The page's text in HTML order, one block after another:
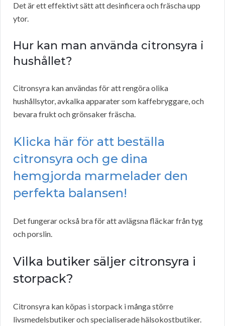
Det är ett effektivt sätt att desinficera och fräscha upp
ytor.
Hur kan man använda citronsyra i
hushållet?
Citronsyra kan användas för att rengöra olika
hushållsytor, avkalka apparater som kaffebryggare, och
bevara frukt och grönsaker fräscha.
Klicka här för att beställa
citronsyra och ge dina
hemgjorda marmelader den
perfekta balansen!
Det fungerar också bra för att avlägsna fläckar från tyg
och porslin.
Vilka butiker säljer citronsyra i
storpack?
Citronsyra kan köpas i storpack i många större
livsmedelsbutiker och specialiserade hälsokostbutiker.